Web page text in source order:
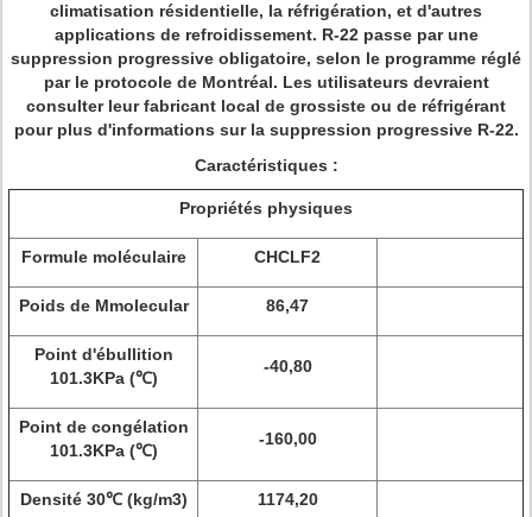
climatisation résidentielle, la réfrigération, et d'autres
applications de refroidissement. R-22 passe par une
suppression progressive obligatoire, selon le programme réglé
par le protocole de Montréal. Les utilisateurs devraient
consulter leur fabricant local de grossiste ou de réfrigérant
pour plus d'informations sur la suppression progressive R-22.
Caractéristiques :
Propriétés physiques
Formule moléculaire CHCLF2
Poids de Mmolecular 86,47
Point d'ébullition
101.3KPa (℃)
-40,80
Point de congélation
101.3KPa (℃)
-160,00
Densité 30℃ (kg/m3) 1174,20